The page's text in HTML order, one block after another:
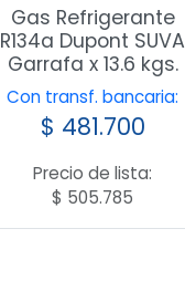
Gas Refrigerante
R134a Dupont SUVA
Garrafa x 13.6 kgs.
Con transf. bancaria:
$ 481.700
Precio de lista:
$ 505.785